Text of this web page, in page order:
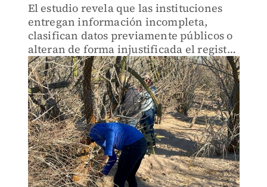
El estudio revela que las instituciones
entregan información incompleta,
clasifican datos previamente públicos o
alteran de forma injustificada el registro
histórico de fosas clandestinas en el
país.